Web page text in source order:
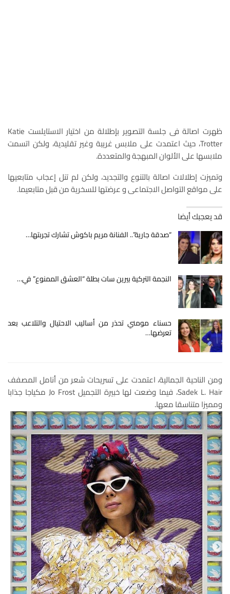
ظهرت اصالة فى جلسة التصوير بإطلالة من اختيار الاستايلست Katie
Trotter، حيث اعتمدت على ملابس غريبة وغير تقليدية، ولكن اتسمت
ملابسها على الألوان المبهجة والمتعددة.
وتميزت إطلالات اصالة بالتنوع والتجديد، ولكن لم تنل إعجاب متابعيها
على مواقع التواصل الاجتماعى و عرضتها للسخرية من قبل متابعيما.
قد يعجبك أيضا
“صدقة جارية”.. الفنانة مريم باكوش تشارك تجربتها…
النجمة التركية بيرين سات بطلة “العشق الممنوع” في…
حسناء مومني تحذر من أساليب الاحتيال والتلاعب بعد
تعرضها…
ومن الناحية الجمالية، اعتمدت على تسريحات شعر من أنامل المصفف
Sadek L. Hair، فيما وضعت لها خبيرة التجميل Jo Frost مكياجا جذابا
ومميزا متناسقا معها.